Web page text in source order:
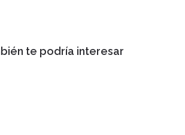
te podría interesar